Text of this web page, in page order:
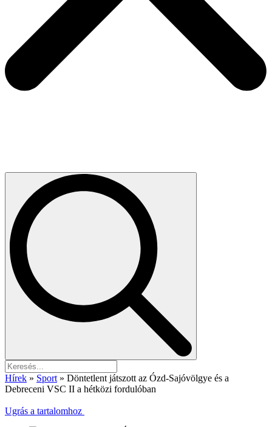
Hírek » Sport » Döntetlent játszott az Ózd-Sajóvölgye és a
Debreceni VSC II a hétközi fordulóban
Ugrás a tartalomhoz